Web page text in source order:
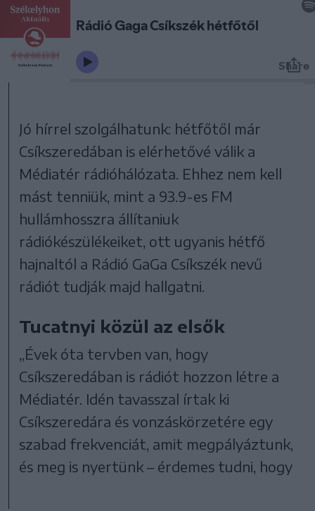
Jó hírrel szolgálhatunk: hétfőtől már
Csíkszeredában is elérhetővé válik a
Médiatér rádióhálózata. Ehhez nem kell
mást tenniük, mint a 93.9-es FM
hullámhosszra állítaniuk
rádiókészülékeiket, ott ugyanis hétfő
hajnaltól a Rádió GaGa Csíkszék nevű
rádiót tudják majd hallgatni.
Tucatnyi közül az elsők
„Évek óta tervben van, hogy
Csíkszeredában is rádiót hozzon létre a
Médiatér. Idén tavasszal írtak ki
Csíkszeredára és vonzáskörzetére egy
szabad frekvenciát, amit megpályáztunk,
és meg is nyertünk – érdemes tudni, hogy